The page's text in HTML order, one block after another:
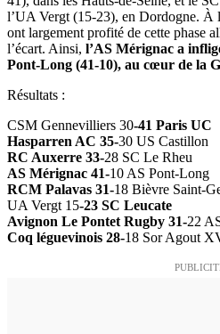
l’UA Vergt (15-23), en Dordogne. À
ont largement profité de cette phase
l’écart. Ainsi, l’AS Mérignac a
Pont-Long (41-10), au cœur de la
Résultats :
CSM Gennevilliers 30-41 Paris UC
Hasparren AC 35-30 US Castillon
RC Auxerre 33-28 SC Le Rheu
AS Mérignac 41-10 AS Pont-Long
RCM Palavas 31-18 Bièvre Saint-
UA Vergt 15-23 SC Leucate
Avignon Le Pontet Rugby 31-22
Coq léguevinois 28-18 Sor Agout